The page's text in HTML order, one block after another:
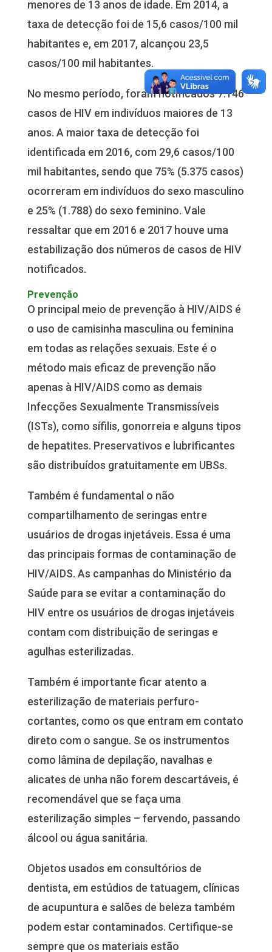
menores de 13 anos de idade. Em 2014, a
taxa de detecção foi de 15,6 casos/100 mil
habitantes e, em 2017, alcançou 23,5
casos/100 mil habitantes.
No mesmo período, foram notificados 7.146
casos de HIV em indivíduos maiores de 13
anos. A maior taxa de detecção foi
identificada em 2016, com 29,6 casos/100
mil habitantes, sendo que 75% (5.375 casos)
ocorreram em indivíduos do sexo masculino
e 25% (1.788) do sexo feminino. Vale
ressaltar que em 2016 e 2017 houve uma
estabilização dos números de casos de HIV
notificados.
Prevenção
O principal meio de prevenção à HIV/AIDS é
o uso de camisinha masculina ou feminina
em todas as relações sexuais. Este é o
método mais eficaz de prevenção não
apenas à HIV/AIDS como as demais
Infecções Sexualmente Transmissíveis
(ISTs), como sífilis, gonorreia e alguns tipos
de hepatites. Preservativos e lubrificantes
são distribuídos gratuitamente em UBSs.
Também é fundamental o não
compartilhamento de seringas entre
usuários de drogas injetáveis. Essa é uma
das principais formas de contaminação de
HIV/AIDS. As campanhas do Ministério da
Saúde para se evitar a contaminação do
HIV entre os usuários de drogas injetáveis
contam com distribuição de seringas e
agulhas esterilizadas.
Também é importante ficar atento a
esterilização de materiais perfuro-
cortantes, como os que entram em contato
direto com o sangue. Se os instrumentos
como lâmina de depilação, navalhas e
alicates de unha não forem descartáveis, é
recomendável que se faça uma
esterilização simples – fervendo, passando
álcool ou água sanitária.
Objetos usados em consultórios de
dentista, em estúdios de tatuagem, clínicas
de acupuntura e salões de beleza também
podem estar contaminados. Certifique-se
sempre que os materiais estão